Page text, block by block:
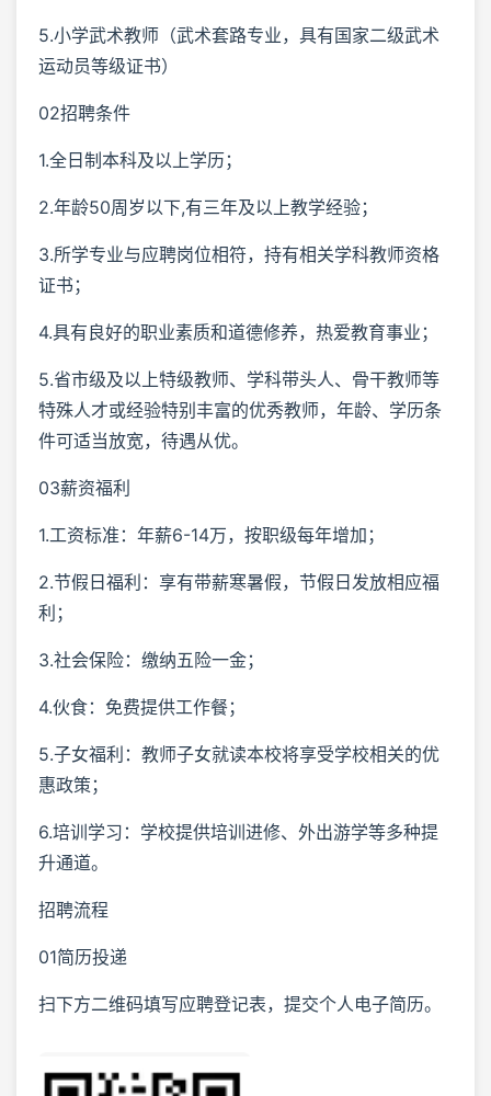
5.小学武术教师（武术套路专业，具有国家二级武术
运动员等级证书）
02招聘条件
1.全日制本科及以上学历；
2.年龄50周岁以下,有三年及以上教学经验；
3.所学专业与应聘岗位相符，持有相关学科教师资格
证书；
4.具有良好的职业素质和道德修养，热爱教育事业；
5.省市级及以上特级教师、学科带头人、骨干教师等
特殊人才或经验特别丰富的优秀教师，年龄、学历条
件可适当放宽，待遇从优。
03薪资福利
1.工资标准：年薪6-14万，按职级每年增加；
2.节假日福利：享有带薪寒暑假，节假日发放相应福
利；
3.社会保险：缴纳五险一金；
4.伙食：免费提供工作餐；
5.子女福利：教师子女就读本校将享受学校相关的优
惠政策；
6.培训学习：学校提供培训进修、外出游学等多种提
升通道。
招聘流程
01简历投递
扫下方二维码填写应聘登记表，提交个人电子简历。